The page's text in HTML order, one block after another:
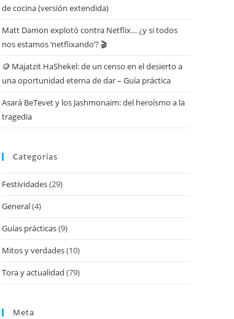
de cocina (versión extendida)
Matt Damon explotó contra Netflix… ¿y si todos
nos estamos ‘netflixando’? 🎬
🪙 Majatzit HaShekel: de un censo en el desierto a
una oportunidad eterna de dar – Guía práctica
Asará BeTevet y los Jashmonaim: del heroísmo a la
tragedia
Categorías
Festividades(29)
General(4)
Guías prácticas(9)
Mitos y verdades(10)
Tora y actualidad (79)
Meta